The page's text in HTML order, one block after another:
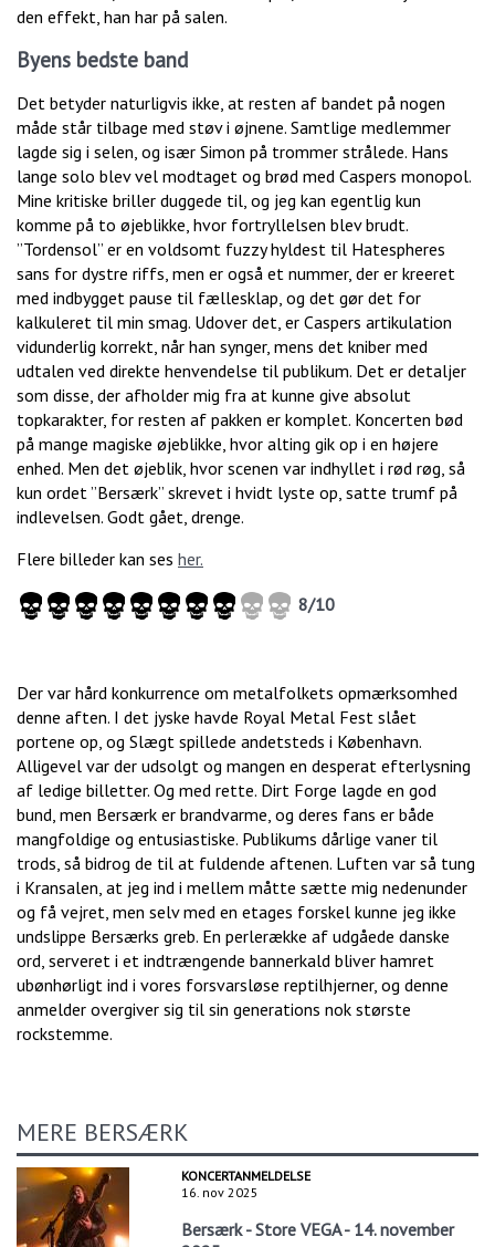
den effekt, han har på salen.
Byens bedste band
Det betyder naturligvis ikke, at resten af bandet på nogen
måde står tilbage med støv i øjnene. Samtlige medlemmer
lagde sig i selen, og især Simon på trommer strålede. Hans
lange solo blev vel modtaget og brød med Caspers monopol.
Mine kritiske briller duggede til, og jeg kan egentlig kun
komme på to øjeblikke, hvor fortryllelsen blev brudt.
”Tordensol” er en voldsomt fuzzy hyldest til Hatespheres
sans for dystre riffs, men er også et nummer, der er kreeret
med indbygget pause til fællesklap, og det gør det for
kalkuleret til min smag. Udover det, er Caspers artikulation
vidunderlig korrekt, når han synger, mens det kniber med
udtalen ved direkte henvendelse til publikum. Det er detaljer
som disse, der afholder mig fra at kunne give absolut
topkarakter, for resten af pakken er komplet. Koncerten bød
på mange magiske øjeblikke, hvor alting gik op i en højere
enhed. Men det øjeblik, hvor scenen var indhyllet i rød røg, så
kun ordet ”Bersærk” skrevet i hvidt lyste op, satte trumf på
indlevelsen. Godt gået, drenge.
Flere billeder kan ses her.
8/10
Der var hård konkurrence om metalfolkets opmærksomhed
denne aften. I det jyske havde Royal Metal Fest slået
portene op, og Slægt spillede andetsteds i København.
Alligevel var der udsolgt og mangen en desperat efterlysning
af ledige billetter. Og med rette. Dirt Forge lagde en god
bund, men Bersærk er brandvarme, og deres fans er både
mangfoldige og entusiastiske. Publikums dårlige vaner til
trods, så bidrog de til at fuldende aftenen. Luften var så tung
i Kransalen, at jeg ind i mellem måtte sætte mig nedenunder
og få vejret, men selv med en etages forskel kunne jeg ikke
undslippe Bersærks greb. En perlerække af udgåede danske
ord, serveret i et indtrængende bannerkald bliver hamret
ubønhørligt ind i vores forsvarsløse reptilhjerner, og denne
anmelder overgiver sig til sin generations nok største
rockstemme.
MERE BERSÆRK
KONCERTANMELDELSE
16. nov 2025
Bersærk - Store VEGA - 14. november